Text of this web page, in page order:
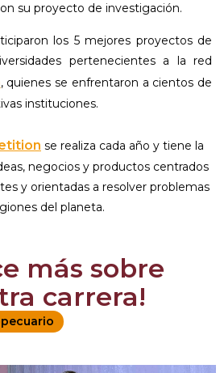
su proyecto de investigación.
los 5 mejores proyectos de
pertenecientes a la red
, quienes se enfrentaron a cientos de
instituciones.
se realiza cada año y tiene la
negocios y productos centrados
y orientadas a resolver problemas
del planeta.
más sobre
carrera!